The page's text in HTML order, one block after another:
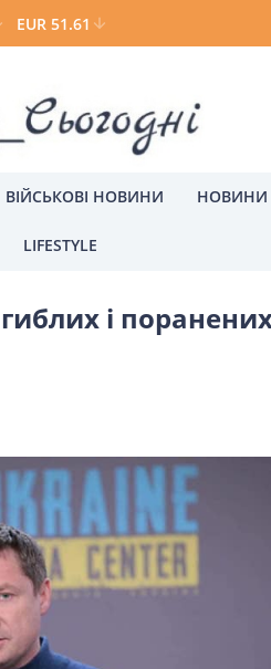
EUR 51.61
ВІЙСЬКОВІ НОВИНИ НОВИНИ
LIFESTYLE
і